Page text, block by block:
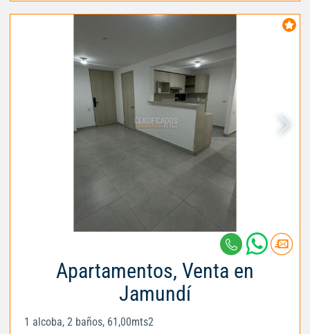
Apartamentos, Venta en
Jamundí
1 alcoba, 2 baños, 61,00mts2